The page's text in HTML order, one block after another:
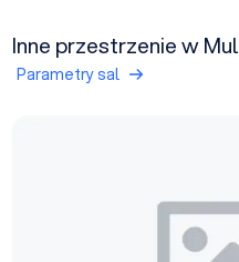
Inne przestrzenie w
Parametry sal